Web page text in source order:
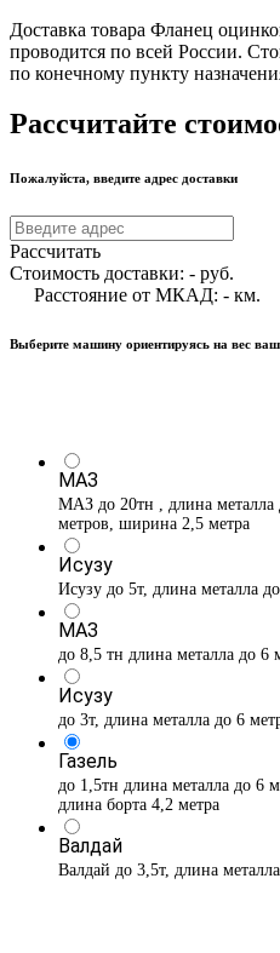
Доставка товара Фланец
проводится по всей России.
по конечному пункту
Рассчитайте
Пожалуйста, введите адрес доставки
Рассчитать
Стоимость доставки: - руб.
Расстояние от МКАД: - км.
Выберите машину ориентируясь на вес
МАЗ
МАЗ до 20тн , длина металла
метров, ширина 2,5 метра
Исузу
Исузу до 5т, длина металла
МАЗ
до 8,5 тн длина металла до 6
Исузу
до 3т, длина металла до 6
Газель
до 1,5тн длина металла до 6
длина борта 4,2 метра
Валдай
Валдай до 3,5т, длина